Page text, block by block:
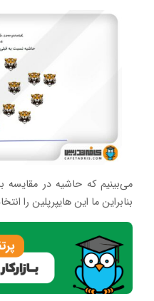
می‌بینیم که حاشیه در مقایسه
بنابراین ما این هایپرپلین را